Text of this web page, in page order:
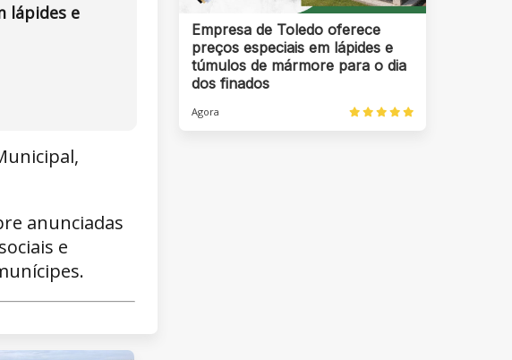
lápides e
anunciadas
e
Empresa de Toledo oferece
preços especiais em lápides e
túmulos de mármore para o dia
dos finados
Agora